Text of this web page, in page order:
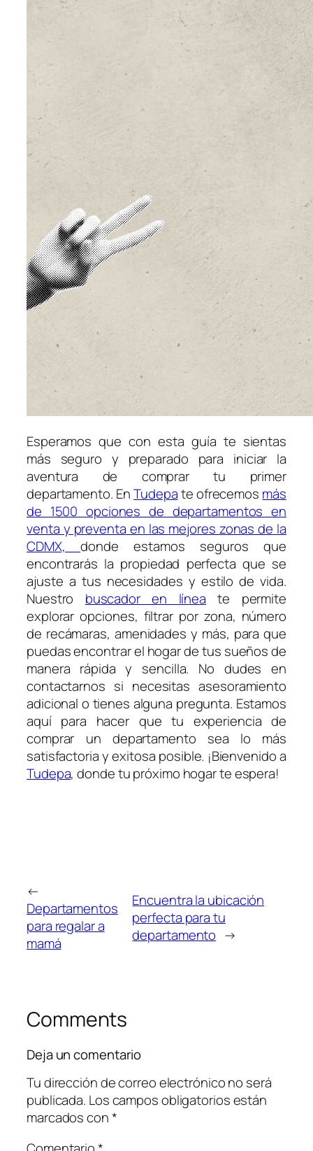
Esperamos que con esta guía te sientas
más seguro y preparado para iniciar la
aventura de comprar tu primer
departamento. EnTudepate ofrecemos más
de 1500 opciones de departamentos en
venta y preventa en las mejores zonas de la
CDMX,donde estamos seguros que
encontrarás la propiedad perfecta que se
ajuste a tus necesidades y estilo de vida.
Nuestro buscador en línea te permite
explorar opciones, filtrar por zona, número
de recámaras, amenidades y más, para que
puedas encontrar el hogar de tus sueños de
manera rápida y sencilla. No dudes en
contactarnos si necesitas asesoramiento
adicional o tienes alguna pregunta. Estamos
aquí para hacer que tu experiencia de
comprar un departamento sea lo más
satisfactoria y exitosa posible. ¡Bienvenido a
Tudepa, donde tu próximo hogar te espera!
←
Departamentos
para regalar a
mamá
Encuentra la ubicación
perfecta para tu
departamento →
Comments
Deja un comentario
Tu dirección de correo electrónico no será
publicada. Los campos obligatorios están
marcados con*